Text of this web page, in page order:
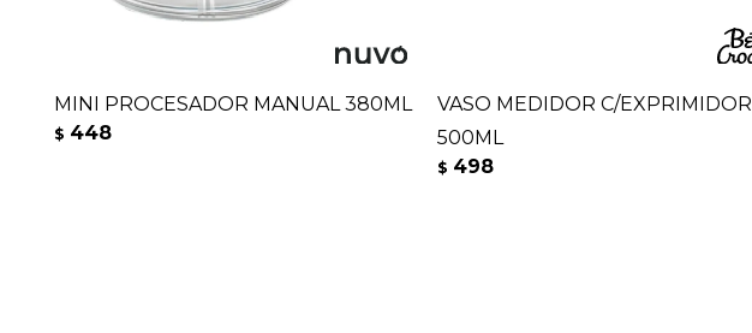
MINI PROCESADOR MANUAL 380ML
$ 448
VASO MEDIDOR C/EXPRIMIDOR
500ML
$ 498